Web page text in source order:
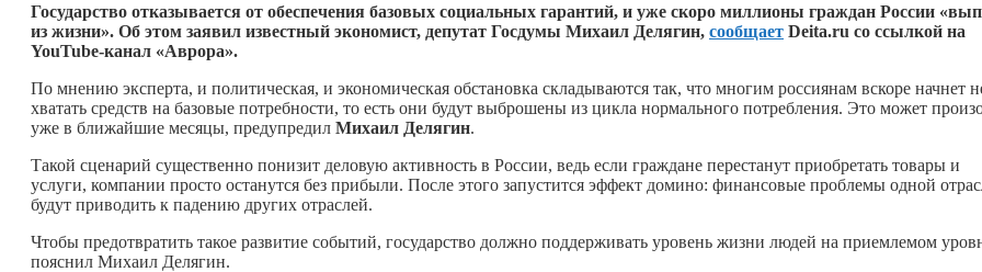
Государство отказывается от обеспечения базовых социальных гарантий, и уже скоро миллионы граждан России
из жизни». Об этом заявил известный экономист, депутат Госдумы Михаил Делягин, сообщает Deita.ru со ссылкой на
YouTube-канал «Аврора».
По мнению эксперта, и политическая, и экономическая обстановка складываются так, что многим россиянам вскоре начнет
хватать средств на базовые потребности, то есть они будут выброшены из цикла нормального потребления. Это может
уже в ближайшие месяцы, предупредил Михаил Делягин.
Такой сценарий существенно понизит деловую активность в России, ведь если граждане перестанут приобретать товары и
услуги, компании просто останутся без прибыли. После этого запустится эффект домино: финансовые проблемы одной
будут приводить к падению других отраслей.
Чтобы предотвратить такое развитие событий, государство должно поддерживать уровень жизни людей на приемлемом
пояснил Михаил Делягин.